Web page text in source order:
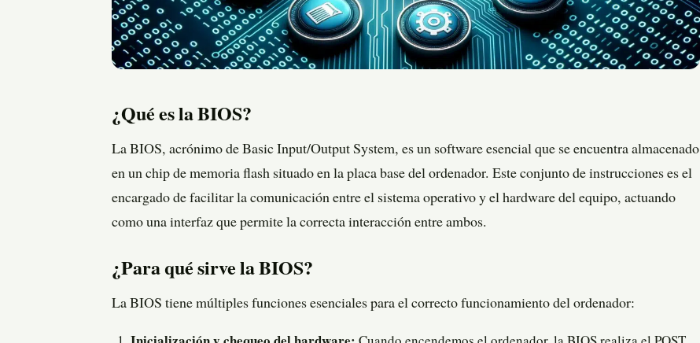
¿Qué es la BIOS?
La BIOS, acrónimo de Basic Input/Output System, es un software esencial que se encuentra almacenado
en un chip de memoria flash situado en la placa base del ordenador. Este conjunto de instrucciones es el
encargado de facilitar la comunicación entre el sistema operativo y el hardware del equipo, actuando
como una interfaz que permite la correcta interacción entre ambos.
¿Para qué sirve la BIOS?
La BIOS tiene múltiples funciones esenciales para el correcto funcionamiento del ordenador: